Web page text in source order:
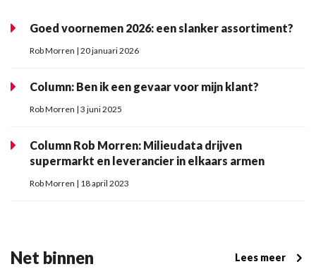
Goed voornemen 2026: een slanker assortiment?
Rob Morren | 20 januari 2026
Column: Ben ik een gevaar voor mijn klant?
Rob Morren | 3 juni 2025
Column Rob Morren: Milieudata drijven
supermarkt en leverancier in elkaars armen
Rob Morren | 18 april 2023
Net binnen Lees meer